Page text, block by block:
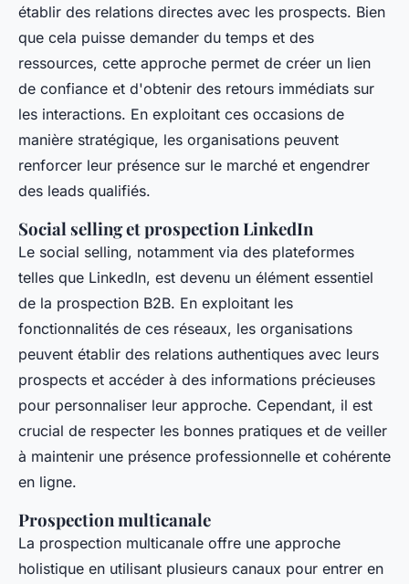
établir des relations directes avec les prospects. Bien
que cela puisse demander du temps et des
ressources, cette approche permet de créer un lien
de confiance et d'obtenir des retours immédiats sur
les interactions. En exploitant ces occasions de
manière stratégique, les organisations peuvent
renforcer leur présence sur le marché et engendrer
des leads qualifiés.
Social selling et prospection LinkedIn
Le social selling, notamment via des plateformes
telles que LinkedIn, est devenu un élément essentiel
de la prospection B2B. En exploitant les
fonctionnalités de ces réseaux, les organisations
peuvent établir des relations authentiques avec leurs
prospects et accéder à des informations précieuses
pour personnaliser leur approche. Cependant, il est
crucial de respecter les bonnes pratiques et de veiller
à maintenir une présence professionnelle et cohérente
en ligne.
Prospection multicanale
La prospection multicanale offre une approche
holistique en utilisant plusieurs canaux pour entrer en